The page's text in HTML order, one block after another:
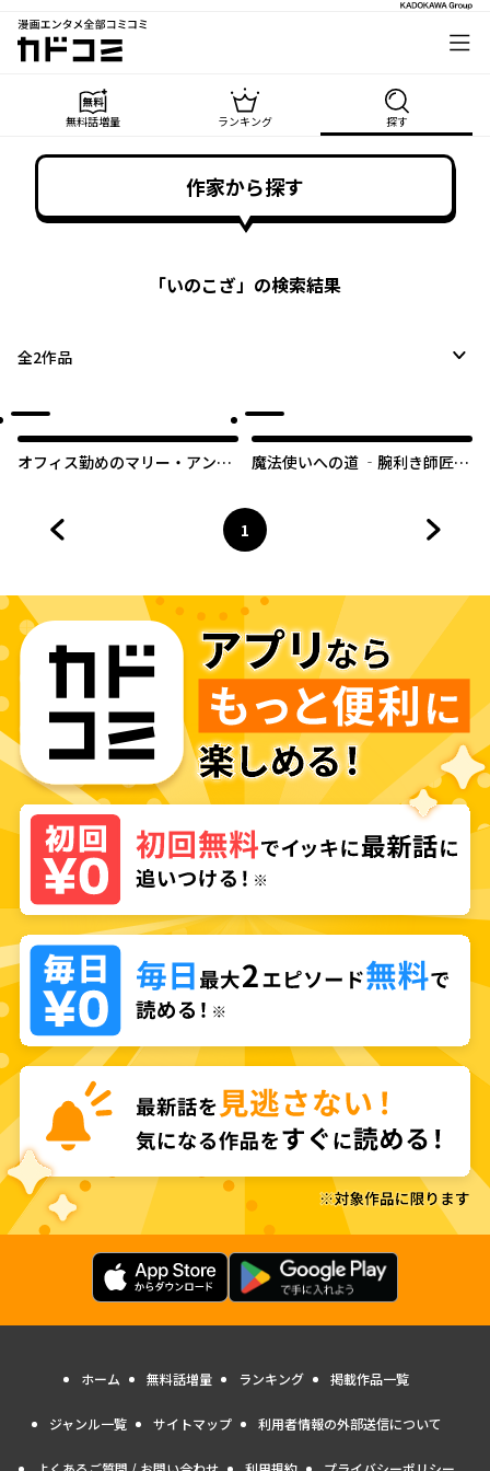
漫画エンタメ全部コミコミ
カドコミ
無料話増量 ランキング 探す
作家から探す
「いのこざ」の検索結果
全2作品
オフィス勤めのマリー・アント
魔法使いへの道 ‐腕利き師匠と
ページ
1
へ
ホーム 無料話増量 ランキング 掲載作品一覧
ジャンル一覧 サイトマップ 利用者情報の外部送信について